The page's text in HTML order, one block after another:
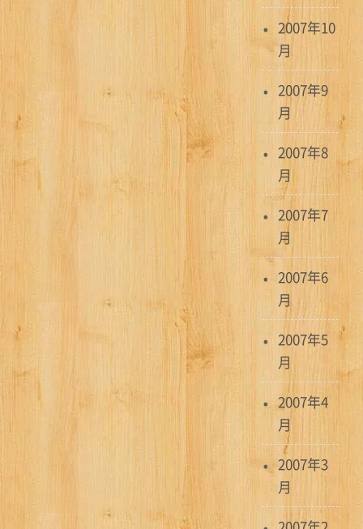
2007年10
月
2007年9
月
2007年8
月
2007年7
月
2007年6
月
2007年5
月
2007年4
月
2007年3
月